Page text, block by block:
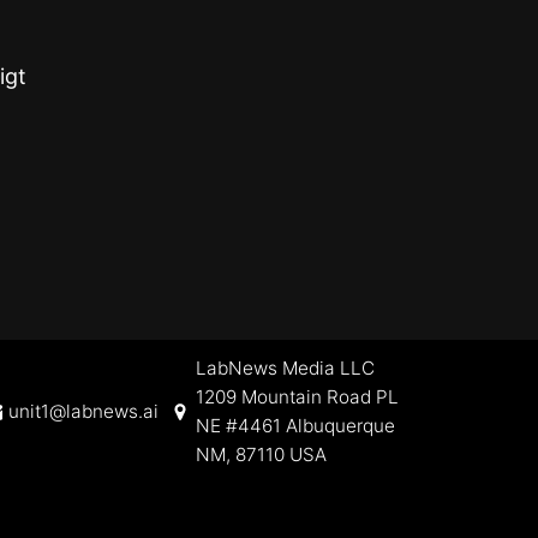
unit1@labnews.ai
LabNews Media LLC
1209 Mountain Road PL
NE #4461 Albuquerque
NM, 87110 USA